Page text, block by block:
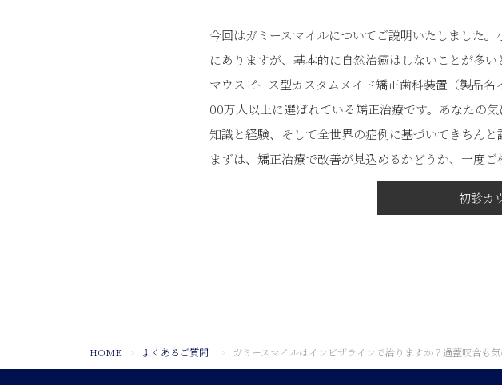
今回はガミースマイルについてご説明いたしました
にありますが、基本的に自然治癒はしないことが多い
マウスピース型カスタムメイド矯正歯科装置（製品
00万人以上に選ばれている矯正治療です。あなたの
知識と経験、そして全世界の症例に基づいてきちんと
まずは、矯正治療で改善が見込めるかどうか、一度ご
初診カ
HOME よくあるご質問 ガミースマイルはインビザラインで治りますか？過蓋咬合も気